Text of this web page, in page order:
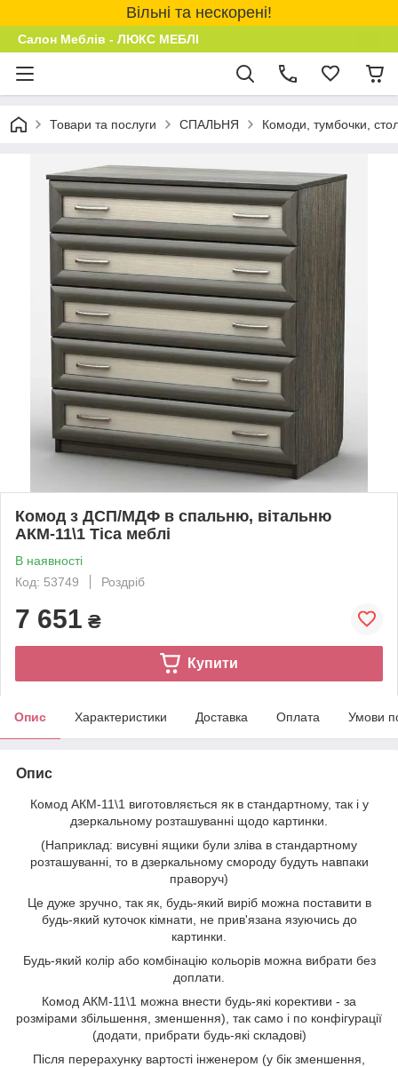
Вільні та нескорені!
Салон Меблів - ЛЮКС МЕБЛІ
Товари та послуги СПАЛЬНЯ Комоди, тумбочки,
Комод з ДСП/МДФ в спальню, вітальню
АКМ-11\1 Тіса меблі
В наявності
Код: 53749
Роздріб
7 651 ₴
Купити
Опис Характеристики Доставка Оплата Умови
Опис
Комод АКМ-11\1 виготовляється як в стандартному, так і у
дзеркальному розташуванні щодо картинки.
(Наприклад: висувні ящики були зліва в стандартному
розташуванні, то в дзеркальному смороду будуть навпаки
праворуч)
Це дуже зручно, так як, будь-який виріб можна поставити в
будь-який куточок кімнати, не прив'язана язуючись до
картинки.
Будь-який колір або комбінацію кольорів можна вибрати без
доплати.
Комод АКМ-11\1 можна внести будь-які корективи - за
розмірами збільшення, зменшення), так само і по конфігурації
(додати, прибрати будь-які складові)
Після перерахунку вартості інженером (у бік зменшення,